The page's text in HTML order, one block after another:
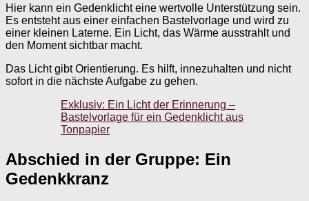
Hier kann ein Gedenklicht eine wertvolle Unterstützung sein.
Es entsteht aus einer einfachen Bastelvorlage und wird zu
einer kleinen Laterne. Ein Licht, das Wärme ausstrahlt und
den Moment sichtbar macht.
Das Licht gibt Orientierung. Es hilft, innezuhalten und nicht
sofort in die nächste Aufgabe zu gehen.
Exklusiv: Ein Licht der Erinnerung –
Bastelvorlage für ein Gedenklicht aus
Tonpapier
Abschied in der Gruppe: Ein
Gedenkkranz